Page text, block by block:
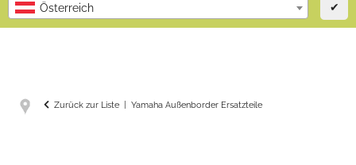
Österreich ✔
Zurück zur Liste Yamaha Außenborder Ersatzteile